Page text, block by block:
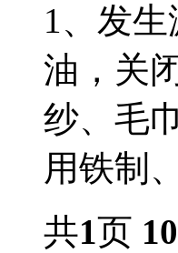
1、发
油，关
纱、毛
用铁制
共1页 10